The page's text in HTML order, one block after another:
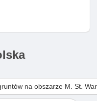
na obszarze M. St.